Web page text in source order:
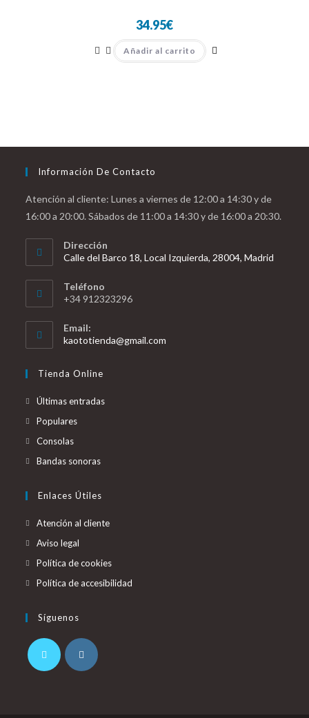
34.95€
Añadir al carrito
Información De Contacto
Atención al cliente: Lunes a viernes de 12:00 a 14:30 y de
16:00 a 20:00. Sábados de 11:00 a 14:30 y de 16:00 a 20:30.
Dirección
Calle del Barco 18, Local Izquierda, 28004, Madrid
Teléfono
+34 912323296
Email:
kaototienda@gmail.com
Tienda Online
Últimas entradas
Populares
Consolas
Bandas sonoras
Enlaces Útiles
Atención al cliente
Aviso legal
Política de cookies
Política de accesibilidad
Síguenos